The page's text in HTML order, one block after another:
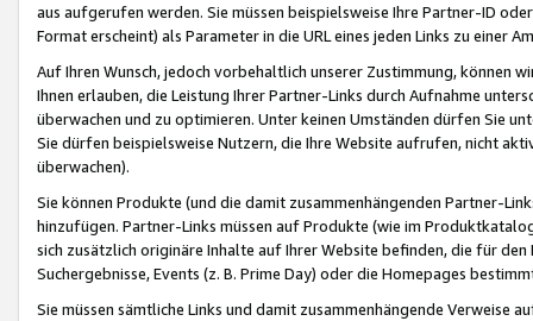
aus aufgerufen werden. Sie müssen beispielsweise Ihre Partner-ID
Format erscheint) als Parameter in die URL eines jeden Links zu einer
Auf Ihren Wunsch, jedoch vorbehaltlich unserer Zustimmung, können
Ihnen erlauben, die Leistung Ihrer Partner-Links durch Aufnahme
überwachen und zu optimieren. Unter keinen Umständen dürfen Sie
Sie dürfen beispielsweise Nutzern, die Ihre Website aufrufen, nicht
überwachen).
Sie können Produkte (und die damit zusammenhängenden Partner-
hinzufügen. Partner-Links müssen auf Produkte (wie im
sich zusätzlich originäre Inhalte auf Ihrer Website befinden, die für
Suchergebnisse, Events (z. B. Prime Day) oder die Homepages
Sie müssen sämtliche Links und damit zusammenhängende